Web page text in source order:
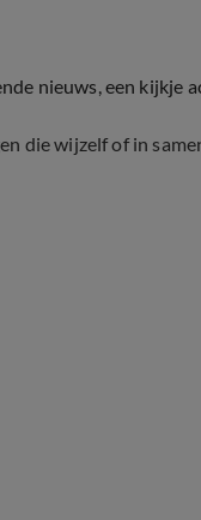
nieuws, een kijkje
die wijzelf of in